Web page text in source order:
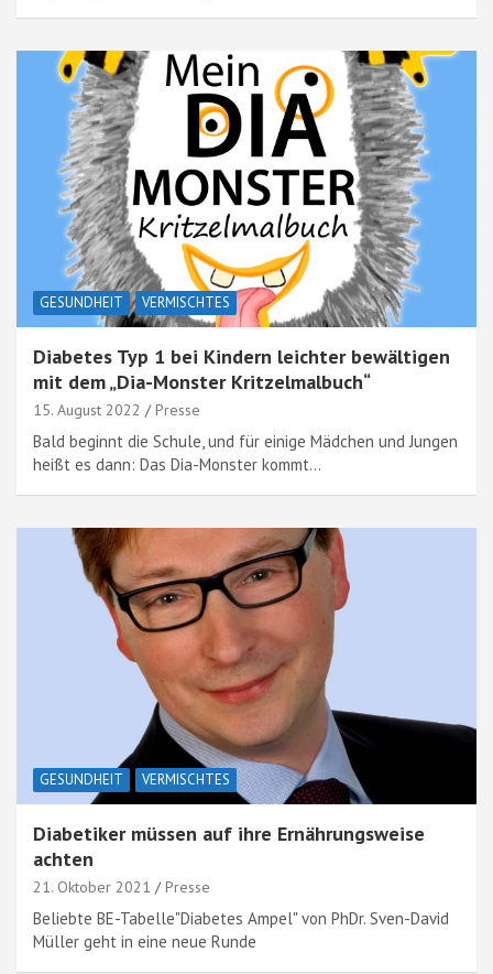
GESUNDHEIT VERMISCHTES
Diabetes Typ 1 bei Kindern leichter bewältigen
mit dem „Dia-Monster Kritzelmalbuch“
15. August 2022 Presse
Bald beginnt die Schule, und für einige Mädchen und Jungen
heißt es dann: Das Dia-Monster kommt…
GESUNDHEIT VERMISCHTES
Diabetiker müssen auf ihre Ernährungsweise
achten
21. Oktober 2021 Presse
Beliebte BE-Tabelle"Diabetes Ampel" von PhDr. Sven-David
Müller geht in eine neue Runde